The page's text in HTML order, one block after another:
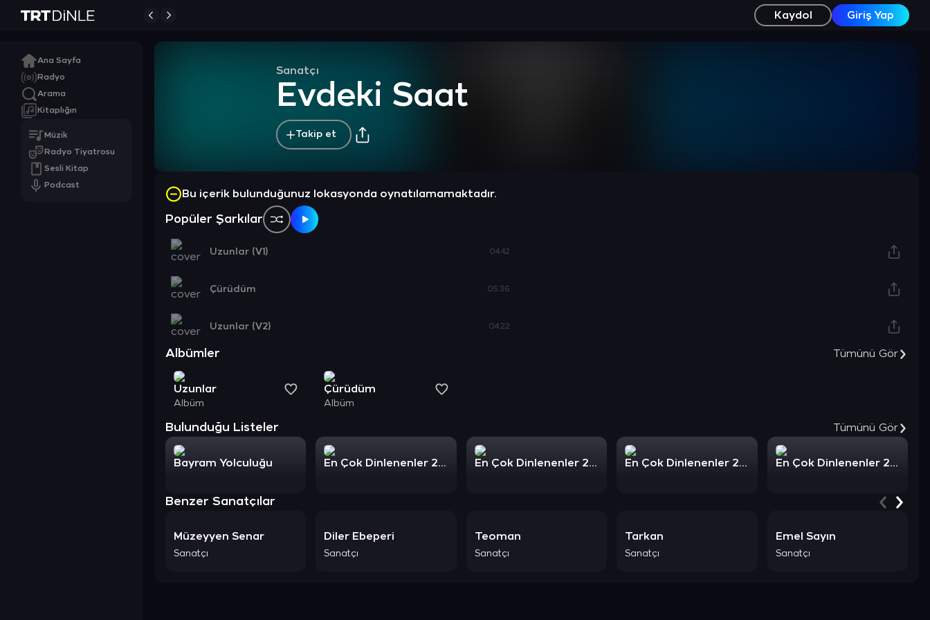
Kaydol Giriş Yap
Ana Sayfa
Radyo
Arama
Kitaplığın
Müzik
Radyo Tiyatrosu
Sesli Kitap
Podcast
Sanatçı
Evdeki Saat
Takip et
Bu içerik bulunduğunuz lokasyonda oynatılamamaktadır.
Popüler Şarkılar
Uzunlar (V1) 04:42
Çürüdüm 05:36
Uzunlar (V2) 04:22
Albümler Tümünü Gör
Uzunlar
Albüm
Çürüdüm
Albüm
Bulunduğu Listeler Tümünü Gör
Bayram Yolculuğu En Çok Dinlenenler 2024: Uyku En Çok Dinlenenler 2024: Türkçe Rock En Çok Dinlenenler 2023: Türkçe Rock En Çok Dinlenenler 2023: Uyku
Benzer Sanatçılar
Müzeyyen Senar
Sanatçı
Diler Ebeperi
Sanatçı
Teoman
Sanatçı
Tarkan
Sanatçı
Emel Sayın
Sanatçı
Şimdi Keşfet